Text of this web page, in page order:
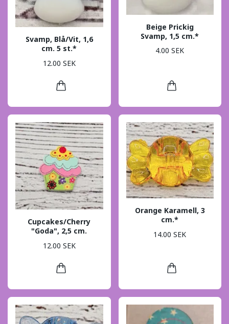
Svamp, Blå/Vit, 1,6
cm. 5 st.*
12.00 SEK
Beige Prickig
Svamp, 1,5 cm.*
4.00 SEK
Cupcakes/Cherry
"Goda", 2,5 cm.
12.00 SEK
Orange Karamell, 3
cm.*
14.00 SEK